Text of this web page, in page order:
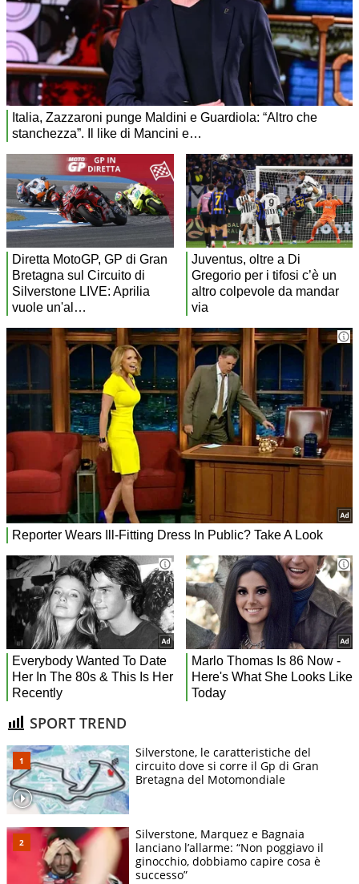
SPORT TREND
Silverstone, le caratteristiche del
circuito dove si corre il Gp di Gran
Bretagna del Motomondiale
Silverstone, Marquez e Bagnaia
lanciano l’allarme: “Non poggiavo il
ginocchio, dobbiamo capire cosa è
successo”